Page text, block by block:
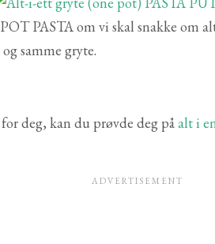
PASTA om vi skal snakke om
samme gryte.
deg, kan du prøvde deg påalt i